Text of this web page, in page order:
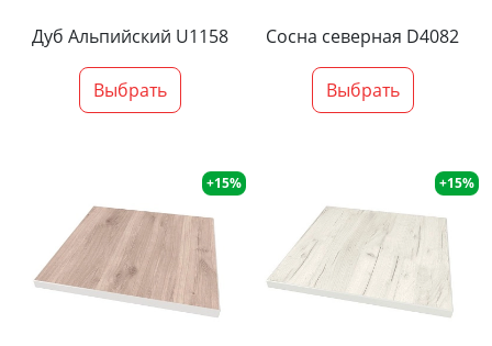
Дуб Альпийский U1158
Выбрать
Сосна северная D4082
Выбрать
+15% +15%